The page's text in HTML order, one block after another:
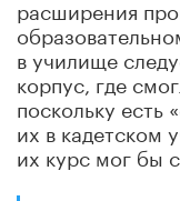
расширения
в училище
корпус, где
поскольку
их в кадетском
их курс мог бы